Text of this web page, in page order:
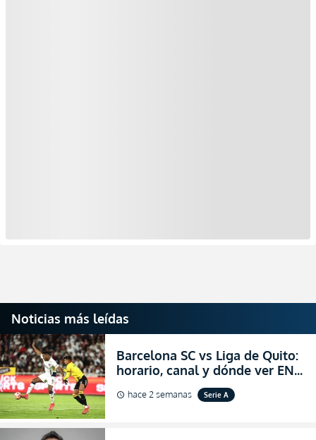
Noticias más leídas
Barcelona SC vs Liga de Quito:
horario, canal y dónde ver EN
VIVO la Fecha 22 de la LigaPro
2026
schedule hace 2 semanas Serie A